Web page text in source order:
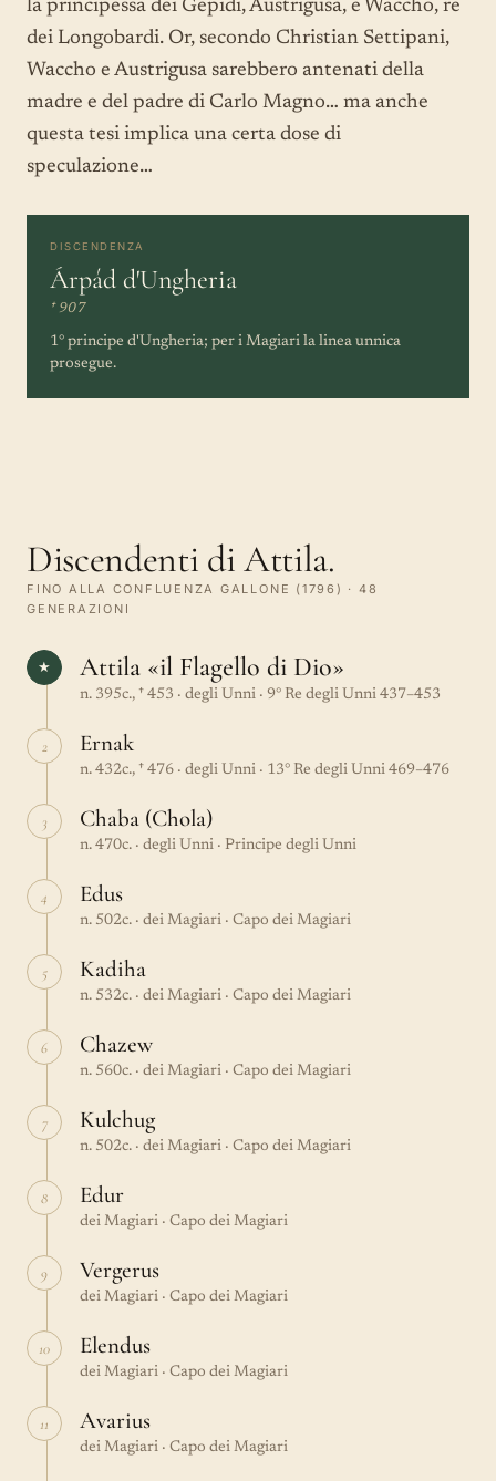
la principessa dei Gepidi, Austrigusa, e Waccho, re
dei Longobardi. Or, secondo Christian Settipani,
Waccho e Austrigusa sarebbero antenati della
madre e del padre di Carlo Magno… ma anche
questa tesi implica una certa dose di
speculazione…
DISCENDENZA
Árpád d'Ungheria
† 907
1° principe d'Ungheria; per i Magiari la linea unnica
prosegue.
Discendenti di Attila.
FINO ALLA CONFLUENZA GALLONE (1796) · 48
GENERAZIONI
★ Attila «il Flagello di Dio»
n. 395c., † 453 · degli Unni · 9° Re degli Unni 437–453
2 Ernak
n. 432c., † 476 · degli Unni · 13° Re degli Unni 469–476
3 Chaba (Chola)
n. 470c. · degli Unni · Principe degli Unni
4 Edus
n. 502c. · dei Magiari · Capo dei Magiari
5 Kadiha
n. 532c. · dei Magiari · Capo dei Magiari
6 Chazew
n. 560c. · dei Magiari · Capo dei Magiari
7 Kulchug
n. 502c. · dei Magiari · Capo dei Magiari
8 Edur
dei Magiari · Capo dei Magiari
9 Vergerus
dei Magiari · Capo dei Magiari
10 Elendus
dei Magiari · Capo dei Magiari
11 Avarius
dei Magiari · Capo dei Magiari